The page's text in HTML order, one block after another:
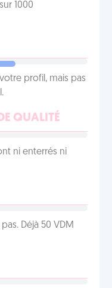
1000
profil, mais pas
QUALITÉ
ni enterrés ni
Déjà 50 VDM